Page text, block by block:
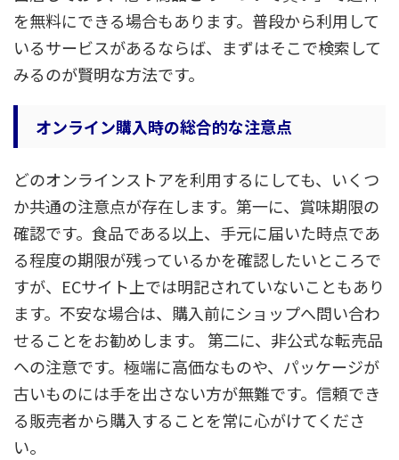
を無料にできる場合もあります。普段から利用して
いるサービスがあるならば、まずはそこで検索して
みるのが賢明な方法です。
オンライン購入時の総合的な注意点
どのオンラインストアを利用するにしても、いくつ
か共通の注意点が存在します。第一に、賞味期限の
確認です。食品である以上、手元に届いた時点であ
る程度の期限が残っているかを確認したいところで
すが、ECサイト上では明記されていないこともあり
ます。不安な場合は、購入前にショップへ問い合わ
せることをお勧めします。 第二に、非公式な転売品
への注意です。極端に高価なものや、パッケージが
古いものには手を出さない方が無難です。信頼でき
る販売者から購入することを常に心がけてくださ
い。